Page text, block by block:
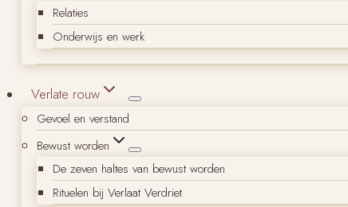
Relaties
Onderwijs en werk
Verlate rouw
Gevoel en verstand
Bewust worden
De zeven haltes van bewust worden
Rituelen bij Verlaat Verdriet